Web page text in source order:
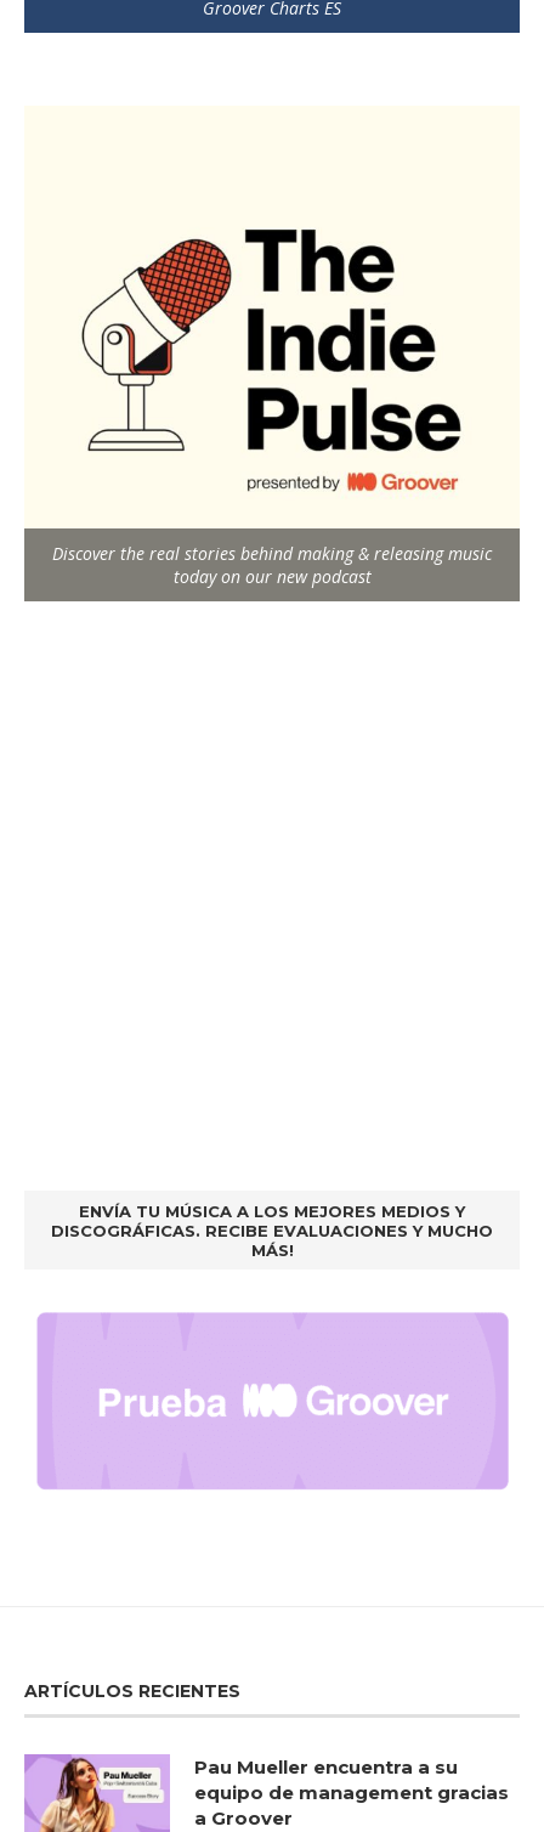
Groover Charts ES
Discover the real stories behind making & releasing music
today on our new podcast
ENVÍA TU MÚSICA A LOS MEJORES MEDIOS Y
DISCOGRÁFICAS. RECIBE EVALUACIONES Y MUCHO
MÁS!
ARTÍCULOS RECIENTES
Pau Mueller encuentra a su
equipo de management gracias
a Groover